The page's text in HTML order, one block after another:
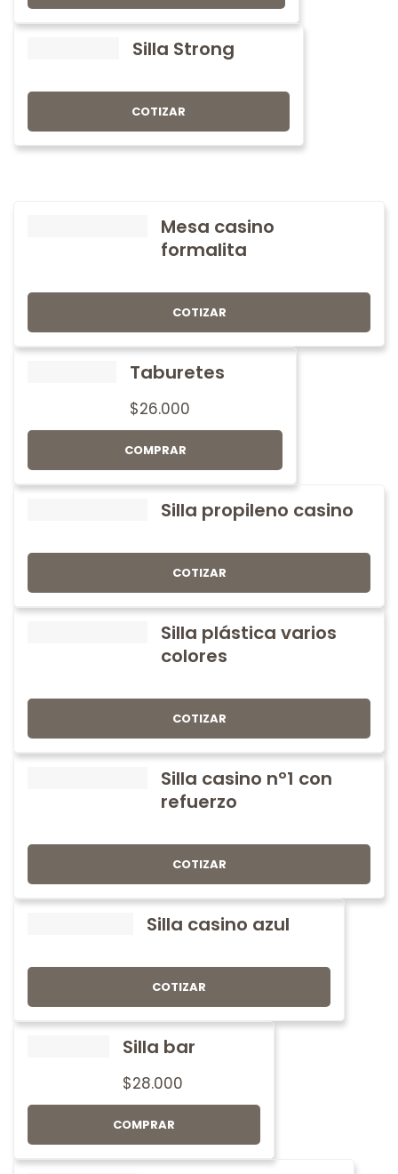
Silla Strong
COTIZAR
Mesa casino
formalita
COTIZAR
Taburetes
$26.000
COMPRAR
Silla propileno casino
COTIZAR
Silla plástica varios
colores
COTIZAR
Silla casino nº1 con
refuerzo
COTIZAR
Silla casino azul
COTIZAR
Silla bar
$28.000
COMPRAR